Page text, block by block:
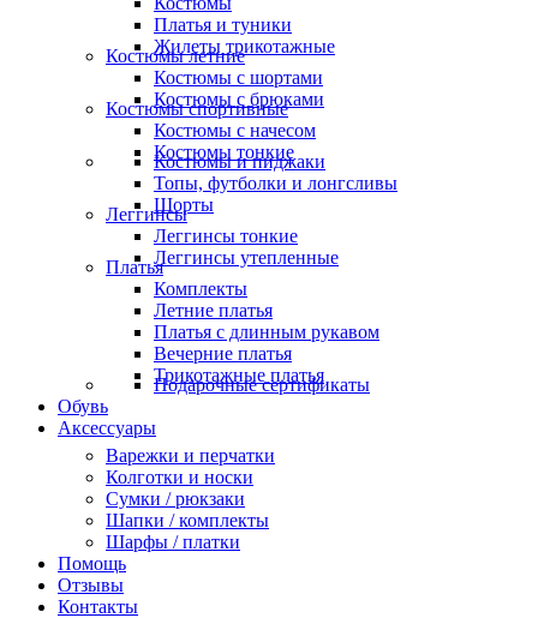
Платья и туники
Жилеты трикотажные
Костюмы летние
Костюмы с шортами
Костюмы с брюками
Костюмы спортивные
Костюмы с начесом
Костюмы тонкие
Костюмы и пиджаки
Топы, футболки и лонгсливы
Шорты
Леггинсы
Леггинсы тонкие
Леггинсы утепленные
Платья
Комплекты
Летние платья
Платья с длинным рукавом
Вечерние платья
Трикотажные платья
Подарочные сертификаты
Обувь
Аксессуары
Варежки и перчатки
Колготки и носки
Сумки / рюкзаки
Шапки / комплекты
Шарфы / платки
Помощь
Отзывы
Контакты